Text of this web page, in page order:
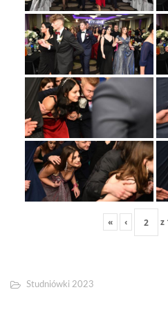
« ‹ z
Studniówki 2023